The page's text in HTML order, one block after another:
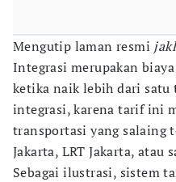
Mengutip laman resmi
Integrasi merupakan
ketika naik lebih dari satu
integrasi, karena tarif ini
transportasi yang salaing
Jakarta, LRT Jakarta, atau
Sebagai ilustrasi, sistem